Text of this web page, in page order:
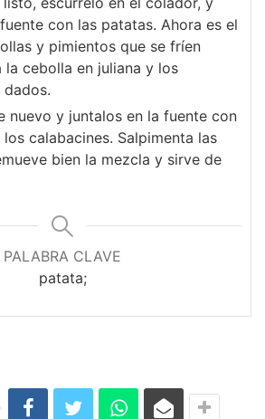
con las patatas. Ahora es el
y pimientos que se fríen
la cebolla en juliana y los
dados.
nuevo y juntalos en la fuente con
calabacines. Salpimenta las
bien la mezcla y sirve de
PALABRA CLAVE
patata;